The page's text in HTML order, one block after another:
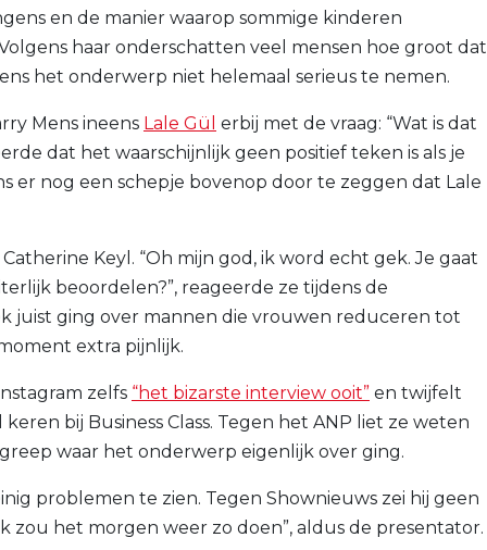
en de manier waarop sommige kinderen
haar onderschatten veel mensen hoe groot dat
het onderwerp niet helemaal serieus te nemen.
Mens ineens Lale Gül erbij met de vraag: “Wat is dat
dat het waarschijnlijk geen positief teken is als je
er nog een schepje bovenop door te zeggen dat Lale
Keyl. “Oh mijn god, ik word echt gek. Je gaat
beoordelen?”, reageerde ze tijdens de
juist ging over mannen die vrouwen reduceren tot
extra pijnlijk.
zelfs “het bizarste interview ooit” en twijfelt
bij Business Class. Tegen het ANP liet ze weten
waar het onderwerp eigenlijk over ging.
problemen te zien. Tegen Shownieuws zei hij geen
zou het morgen weer zo doen”, aldus de presentator.